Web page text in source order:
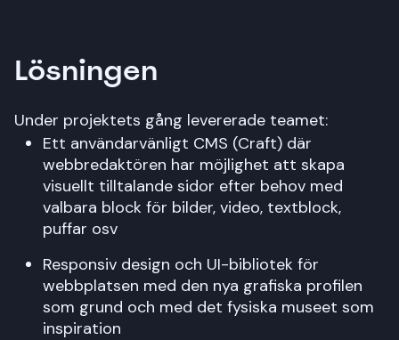
Lösningen
Under projektets gång levererade teamet:
Ett användarvänligt CMS (Craft) där
webbredaktören har möjlighet att skapa
visuellt tilltalande sidor efter behov med
valbara block för bilder, video, textblock,
puffar osv
Responsiv design och UI-bibliotek för
webbplatsen med den nya grafiska profilen
som grund och med det fysiska museet som
inspiration